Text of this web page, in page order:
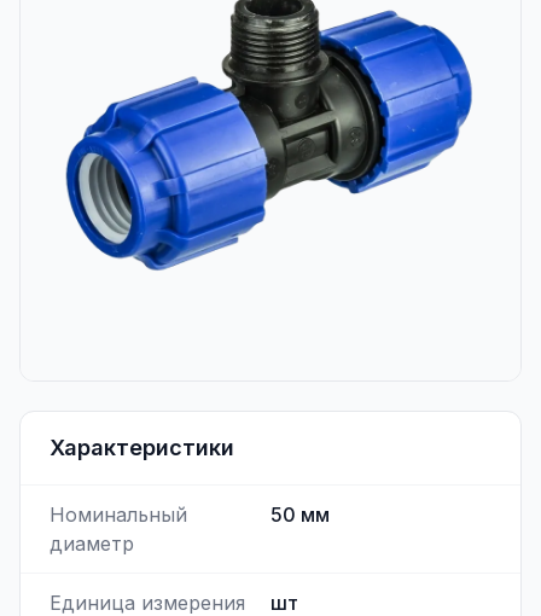
Характеристики
Номинальный
диаметр
50 мм
Единица измерения шт